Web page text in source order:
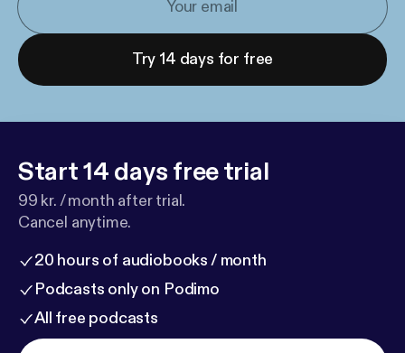
Try 14 days for free
Start 14 days free trial
99 kr. / month after trial.
Cancel anytime.
20 hours of audiobooks / month
Podcasts only on Podimo
All free podcasts